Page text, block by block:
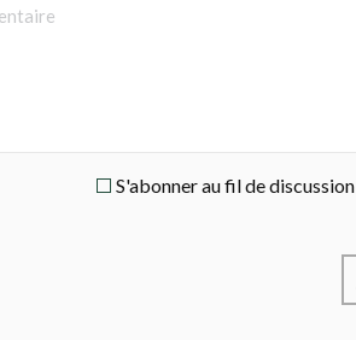
S'abonner au fil de discussion